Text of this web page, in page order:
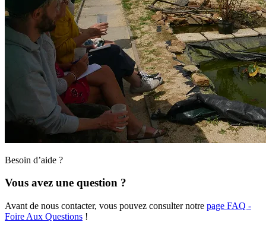
Besoin d’aide ?
Vous avez une question ?
Avant de nous contacter, vous pouvez consulter notre page FAQ -
Foire Aux Questions !